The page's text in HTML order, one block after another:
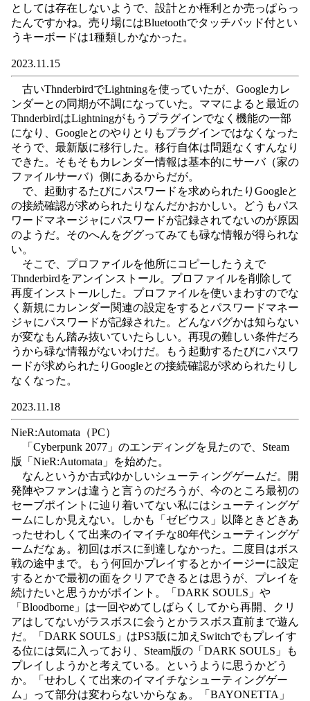
としては存在しないようで、設計とか権利とか売っぱらっ
たんですかね。売り場にはBluetoothでタッチパッド付とい
うキーボードは1種類しかなかった。
2023.11.15
古いThnderbirdでLightningを使っていたが、Googleカレ
ンダーとの同期が不調になっていた。ママによると最近の
ThnderbirdはLightningがもうプラグインでなく機能の一部
になり、Googleとのやりとりもプラグインではなくなった
そうで、最新版に移行した。移行自体は問題なくすんなり
できた。そもそもカレンダー情報は基本的にサーバ（家の
ファイルサーバ）側にあるからだが。
で、起動するたびにパスワードを求められたりGoogleと
の接続確認が求められたりなんだかおかしい。どうもパス
ワードマネージャにパスワードが記録されてないのが原因
のようだ。そのへんをググってみても碌な情報が得られな
い。
そこで、プロファイルを他所にコピーしたうえで
Thnderbirdをアンインストール。プロファイルを削除して
再度インストールした。プロファイルを使いまわすのでな
く新規にカレンダー関連の設定をするとパスワードマネー
ジャにパスワードが記録された。どんなバグかは知らない
が変なもん踏み抜いていたらしい。再現の難しい条件だろ
うから碌な情報がないわけだ。もう起動するたびにパスワ
ードが求められたりGoogleとの接続確認が求められたりし
なくなった。
2023.11.18
NieR:Automata（PC）
「Cyberpunk 2077」のエンディングを見たので、Steam
版「NieR:Automata」を始めた。
なんというか古式ゆかしいシューティングゲームだ。開
発陣やファンは違うと言うのだろうが、今のところ最初の
セーブポイントに辿り着いてない私にはシューティングゲ
ームにしか見えない。しかも「ゼビウス」以降ときどきあ
ったせわしくて出来のイマイチな80年代シューティングゲ
ームだなぁ。初回はボスに到達しなかった。二度目はボス
戦の途中まで。もう何回かプレイするとかイージーに設定
するとかで最初の面をクリアできるとは思うが、プレイを
続けたいと思うかがポイント。「DARK SOULS」や
「Bloodborne」は一回やめてしばらくしてから再開、クリ
アはしてないがラスボスに会うとかラスボス直前まで遊ん
だ。「DARK SOULS」はPS3版に加えSwitchでもプレイす
る位には気に入っており、Steam版の「DARK SOULS」も
プレイしようかと考えている。というように思うかどう
か。「せわしくて出来のイマイチなシューティングゲー
ム」って部分は変わらないからなぁ。「BAYONETTA」